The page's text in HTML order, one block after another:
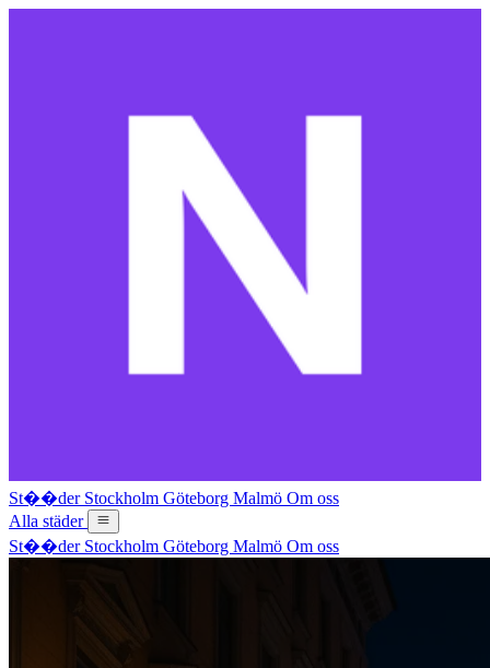
St��der Stockholm Göteborg Malmö Om oss
Alla städer
St��der Stockholm Göteborg Malmö Om oss